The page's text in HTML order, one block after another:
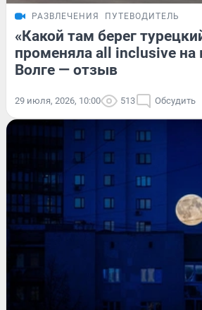
РАЗВЛЕЧЕНИЯ ПУТЕВОДИТЕЛЬ
«Какой там берег
променяла all inclusive на
Волге — отзыв
29 июля, 2026, 10:00 513 Обсудить